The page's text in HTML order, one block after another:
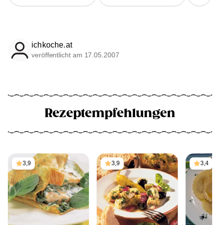
ichkoche.at
veröffentlicht am 17.05.2007
Rezeptempfehlungen
3,9 3,9 3,4